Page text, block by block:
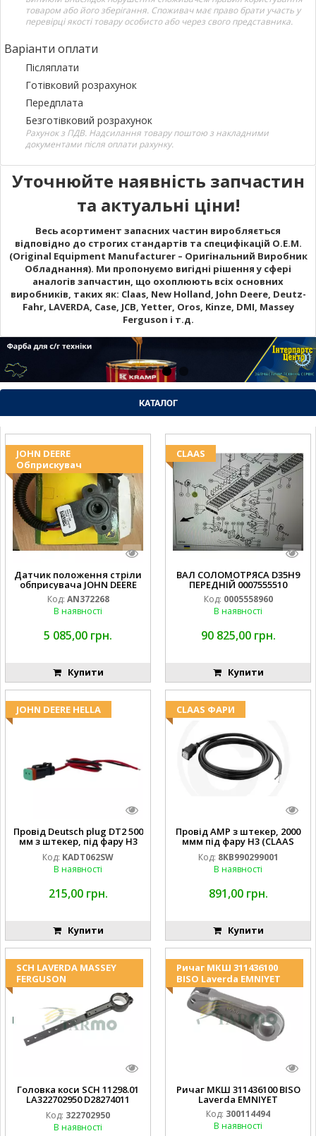
товаром або його зберігання. Споживач має право брати участь у
перевірці якості товару особисто або через свого представника.
Варіанти оплати
Післяплати
Готівковий розрахунок
Передплата
Безготівковий розрахунок
Рахунок з ПДВ. Надсилання товару поштою з накладними
документами після оплати рахунку.
Уточнюйте наявність запчастин
та актуальні ціни!
Весь асортимент запасних частин виробляється
відповідно до строгих стандартів та специфікацій O.E.M.
(Original Equipment Manufacturer – Оригінальний Виробник
Обладнання). Ми пропонуємо вигідні рішення у сфері
аналогів запчастин, що охоплюють всіх основних
виробників, таких як: Claas, New Holland, John Deere, Deutz-
Fahr, LAVERDA, Case, JCB, Yetter, Oros, Kinze, DMI, Massey
Ferguson і т.д.
КАТАЛОГ
JOHN DEERE
Обприскувач
Датчик положення стріли
обприсувача JOHN DEERE
Код: AN372268
В наявності
5 085,00 грн.
Купити
CLAAS
ВАЛ СОЛОМОТРЯСА D35H9
ПЕРЕДНІЙ 0007555510
Код: 0005558960
В наявності
90 825,00 грн.
Купити
JOHN DEERE HELLA
Провід Deutsch plug DT2 500
мм з штекер, під фару H3
(JOHN DEERE AL116438
994.184.00) ) Kramp Hella
Код: KADT062SW
В наявності
215,00 грн.
Купити
CLAAS ФАРИ
Провід AMP з штекер, 2000
ммм під фару H3 (CLAAS
013733) Hella
Код: 8KB990299001
В наявності
891,00 грн.
Купити
SCH LAVERDA MASSEY
FERGUSON
Головка коси SCH 11298.01
LA322702950 D28274011
Код: 322702950
В наявності
Ричаг МКШ 311436100
BISO Laverda EMNIYET
Ричаг МКШ 311436100 BISO
Laverda EMNIYET
Код: 300114494
В наявності